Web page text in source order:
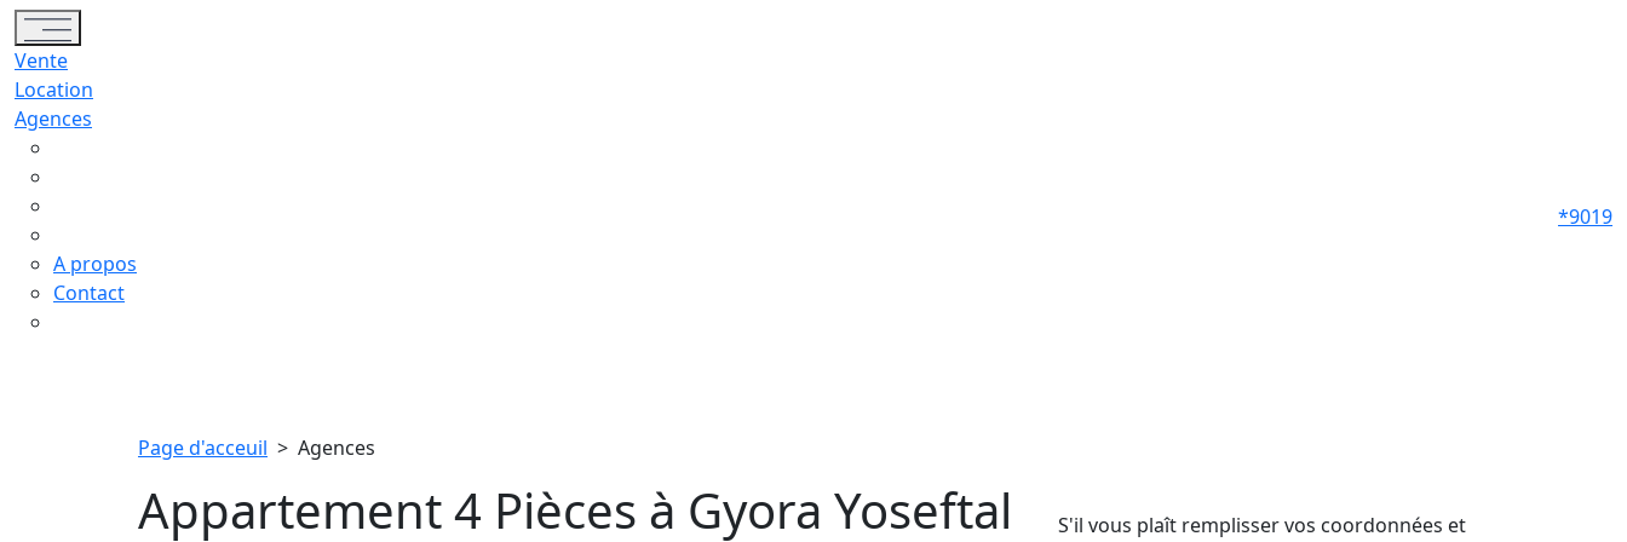
Toggle navigation
Vente
Location
Agences
A propos
Contact
*9019
Page d'acceuil > Agences
Appartement 4 Pièces à Gyora Yoseftal
S'il vous plaît remplisser vos coordonnées et